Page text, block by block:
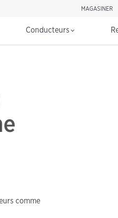
MAGASINER
Conducteurs
comme